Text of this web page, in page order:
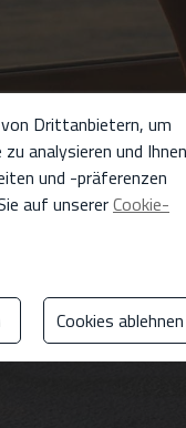
Drittanbietern, um
analysieren und Ihnen
und -präferenzen
auf unsererCookie-
Cookies ablehnen